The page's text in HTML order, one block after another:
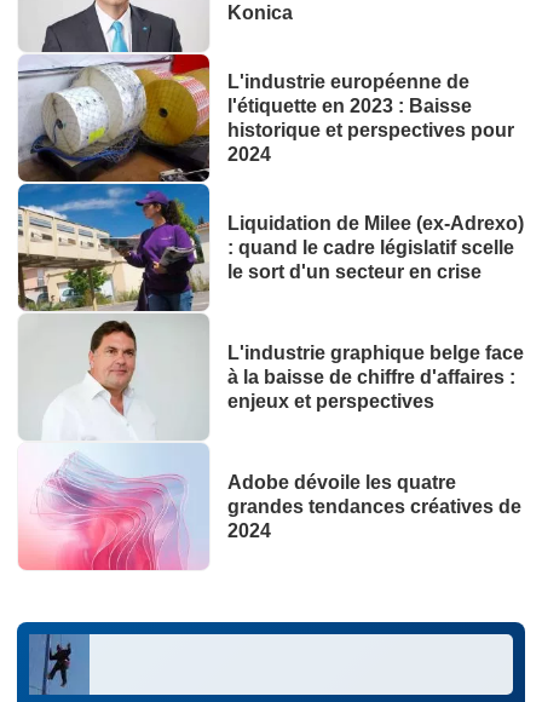
Konica
L'industrie européenne de
l'étiquette en 2023 : Baisse
historique et perspectives pour
2024
Liquidation de Milee (ex-Adrexo)
: quand le cadre législatif scelle
le sort d'un secteur en crise
L'industrie graphique belge face
à la baisse de chiffre d'affaires :
enjeux et perspectives
Adobe dévoile les quatre
grandes tendances créatives de
2024